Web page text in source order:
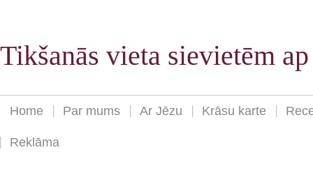
Tikšanās vieta sievietēm
Home Par mums Ar Jēzu Krāsu karte
Reklāma